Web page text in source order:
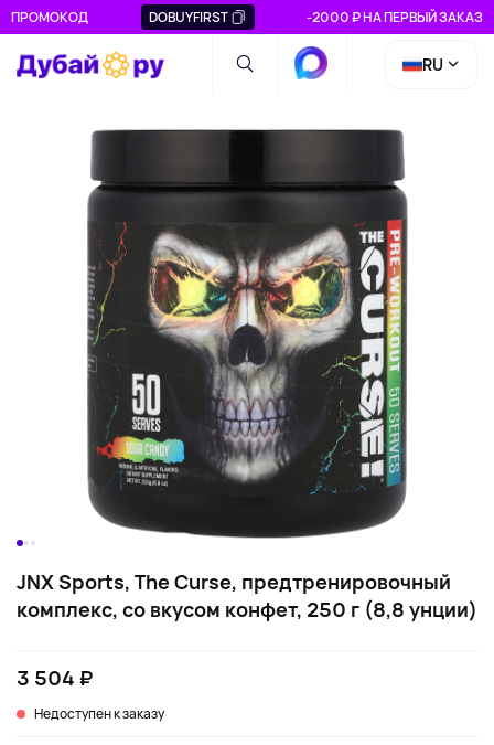
ПРОМОКОД DOBUYFIRST -2000 ₽ НА ПЕРВЫЙ ЗАКАЗ
RU
JNX Sports, The Curse, предтренировочный
комплекс, со вкусом конфет, 250 г (8,8 унции)
3 504 ₽
Недоступен к заказу